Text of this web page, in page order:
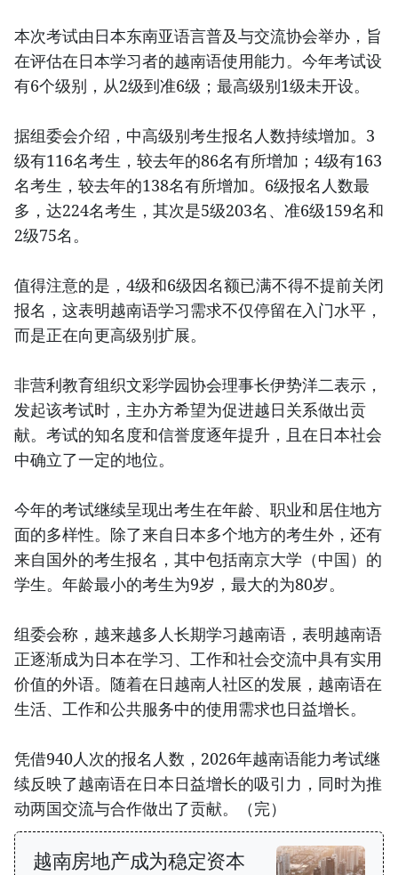
本次考试由日本东南亚语言普及与交流协会举办，旨
在评估在日本学习者的越南语使用能力。今年考试设
有6个级别，从2级到准6级；最高级别1级未开设。
据组委会介绍，中高级别考生报名人数持续增加。3
级有116名考生，较去年的86名有所增加；4级有163
名考生，较去年的138名有所增加。6级报名人数最
多，达224名考生，其次是5级203名、准6级159名和
2级75名。
值得注意的是，4级和6级因名额已满不得不提前关闭
报名，这表明越南语学习需求不仅停留在入门水平，
而是正在向更高级别扩展。
非营利教育组织文彩学园协会理事长伊势洋二表示，
发起该考试时，主办方希望为促进越日关系做出贡
献。考试的知名度和信誉度逐年提升，且在日本社会
中确立了一定的地位。
今年的考试继续呈现出考生在年龄、职业和居住地方
面的多样性。除了来自日本多个地方的考生外，还有
来自国外的考生报名，其中包括南京大学（中国）的
学生。年龄最小的考生为9岁，最大的为80岁。
组委会称，越来越多人长期学习越南语，表明越南语
正逐渐成为日本在学习、工作和社会交流中具有实用
价值的外语。随着在日越南人社区的发展，越南语在
生活、工作和公共服务中的使用需求也日益增长。
凭借940人次的报名人数，2026年越南语能力考试继
续反映了越南语在日本日益增长的吸引力，同时为推
动两国交流与合作做出了贡献。（完）
越南房地产成为稳定资本